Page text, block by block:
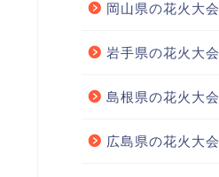
岡山県の花火大会
岩手県の花火大会
島根県の花火大会
広島県の花火大会